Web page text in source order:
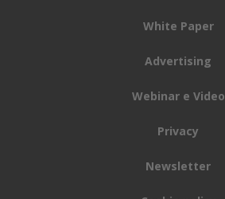
White Paper
Advertising
Webinar e Video
Privacy
Newsletter